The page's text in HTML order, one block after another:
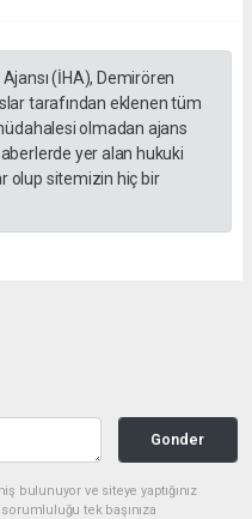
(İHA), Demirören
tarafından eklenen tüm
olmadan ajans
yer alan hukuki
olup sitemizin hiç bir
Gonder
bulunuyor ve siteye yaptığınız
tek başınıza